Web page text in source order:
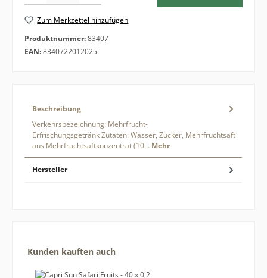
Zum Merkzettel hinzufügen
Produktnummer:83407
EAN:8340722012025
Beschreibung
Verkehrsbezeichnung: Mehrfrucht-
Erfrischungsgetränk Zutaten: Wasser, Zucker, Mehrfruchtsaft
aus Mehrfruchtsaftkonzentrat (10… Mehr
Hersteller
Produktgalerie überspringen
Kunden kauften auch